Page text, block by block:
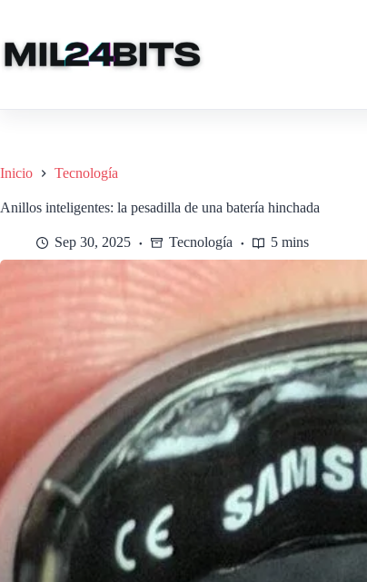
contenido
Inicio Tecnología
Anillos inteligentes: la pesadilla de una batería hinchada
Sep 30, 2025 Tecnología 5 mins